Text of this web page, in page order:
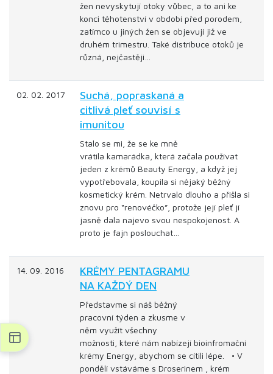
žen nevyskytují otoky vůbec, a to ani ke
konci těhotenství v období před porodem,
zatímco u jiných žen se objevují již ve
druhém trimestru. Také distribuce otoků je
různá, nejčastěji…
02. 02. 2017
Suchá, popraskaná a
citlivá pleť souvisí s
imunitou
Stalo se mi, že se ke mně
vrátila kamarádka, která začala používat
jeden z krémů Beauty Energy, a když jej
vypotřebovala, koupila si nějaký běžný
kosmetický krém. Netrvalo dlouho a přišla si
znovu pro “renovéčko”, protože její pleť jí
jasně dala najevo svou nespokojenost. A
proto je fajn poslouchat…
14. 09. 2016
KRÉMY PENTAGRAMU
NA KAŽDÝ DEN
Představme si náš běžný
pracovní týden a zkusme v
něm využít všechny
možnosti, které nám nabízejí bioinfromační
krémy Energy, abychom se cítili lépe. • V
pondělí vstáváme s Droserinem , krém